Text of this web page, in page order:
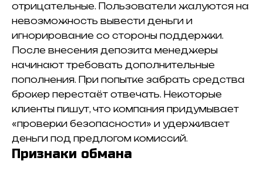
отрицательные. Пользователи жалуются на
невозможность вывести деньги и
игнорирование со стороны поддержки.
После внесения депозита менеджеры
начинают требовать дополнительные
пополнения. При попытке забрать средства
брокер перестаёт отвечать. Некоторые
клиенты пишут, что компания придумывает
«проверки безопасности» и удерживает
деньги под предлогом комиссий.
Признаки обмана